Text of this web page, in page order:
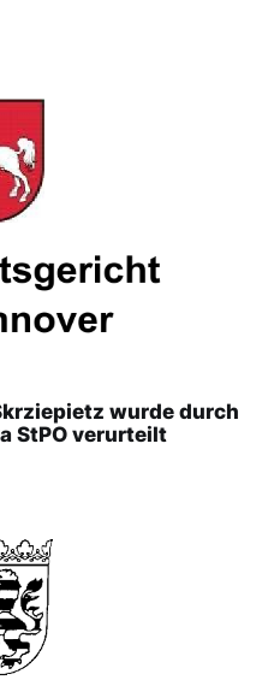
wurde durch
StPO verurteilt